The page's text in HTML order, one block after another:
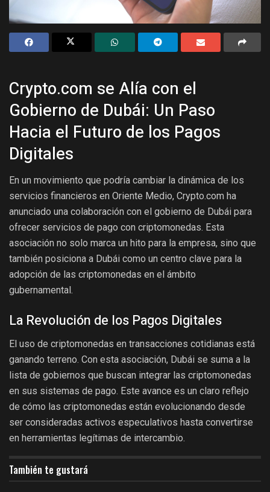
Crypto.com se Alía con el
Gobierno de Dubái: Un Paso
Hacia el Futuro de los Pagos
Digitales
En un movimiento que podría cambiar la dinámica de los
servicios financieros en Oriente Medio, Crypto.com ha
anunciado una colaboración con el gobierno de Dubái para
ofrecer servicios de pago con criptomonedas. Esta
asociación no solo marca un hito para la empresa, sino que
también posiciona a Dubái como un centro clave para la
adopción de las criptomonedas en el ámbito
gubernamental.
La Revolución de los Pagos Digitales
El uso de criptomonedas en transacciones cotidianas está
ganando terreno. Con esta asociación, Dubái se suma a la
lista de gobiernos que buscan integrar las criptomonedas
en sus sistemas de pago. Este avance es un claro reflejo
de cómo las criptomonedas están evolucionando desde
ser consideradas activos especulativos hasta convertirse
en herramientas legítimas de intercambio.
También te gustará